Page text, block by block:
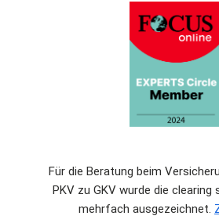
Für die Beratung beim
PKV zu GKV wurde die clearing
mehrfach ausgezeichnet.